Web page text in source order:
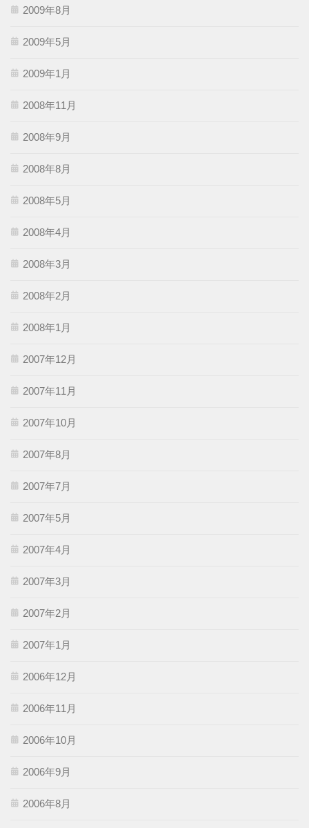
2009年8月
2009年5月
2009年1月
2008年11月
2008年9月
2008年8月
2008年5月
2008年4月
2008年3月
2008年2月
2008年1月
2007年12月
2007年11月
2007年10月
2007年8月
2007年7月
2007年5月
2007年4月
2007年3月
2007年2月
2007年1月
2006年12月
2006年11月
2006年10月
2006年9月
2006年8月